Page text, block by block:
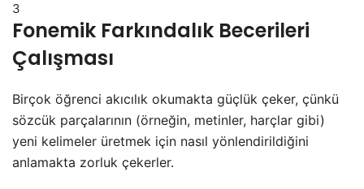
3
Fonemik Farkındalık Becerileri
Çalışması
Birçok öğrenci akıcılık okumakta güçlük çeker, çünkü
sözcük parçalarının (örneğin, metinler, harçlar gibi)
yeni kelimeler üretmek için nasıl yönlendirildiğini
anlamakta zorluk çekerler.